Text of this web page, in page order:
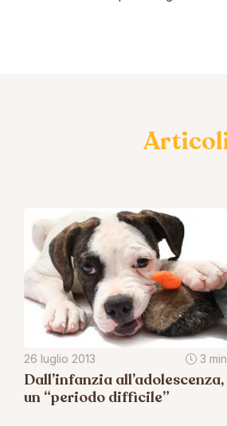
26 luglio 2013 3 min
Dall’infanzia all’adolescenza,
un “periodo difficile”